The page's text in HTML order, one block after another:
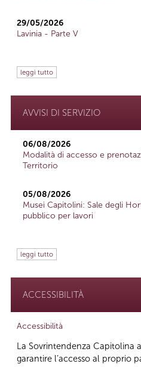
29/05/2026
Lavinia - Parte V
leggi tutto
AVVISI DI SERVIZIO
06/08/2026
Modalità di accesso e
Territorio
05/08/2026
Musei Capitolini: Sale degli
pubblico per lavori
leggi tutto
ACCESSIBILITÀ
Accessibilità
La Sovrintendenza Capitolina
garantire l’accesso al proprio